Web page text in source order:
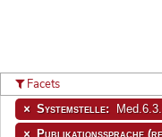
Facets
Systemstelle:
Publikationssprache